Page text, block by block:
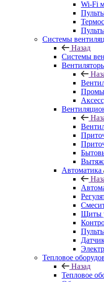
Wi-Fi
Системы
Назад
Системы
Автоматика
Щиты
Тепловое
Назад
Тепловое